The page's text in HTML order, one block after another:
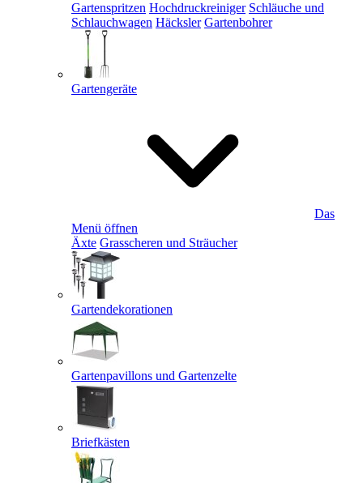
Gartenspritzen Hochdruckreiniger Schläuche und
Schlauchwagen Häcksler Gartenbohrer
Gartengeräte
Das
Menü öffnen
Äxte Grasscheren und Sträucher
Gartendekorationen
Gartenpavillons und Gartenzelte
Briefkästen